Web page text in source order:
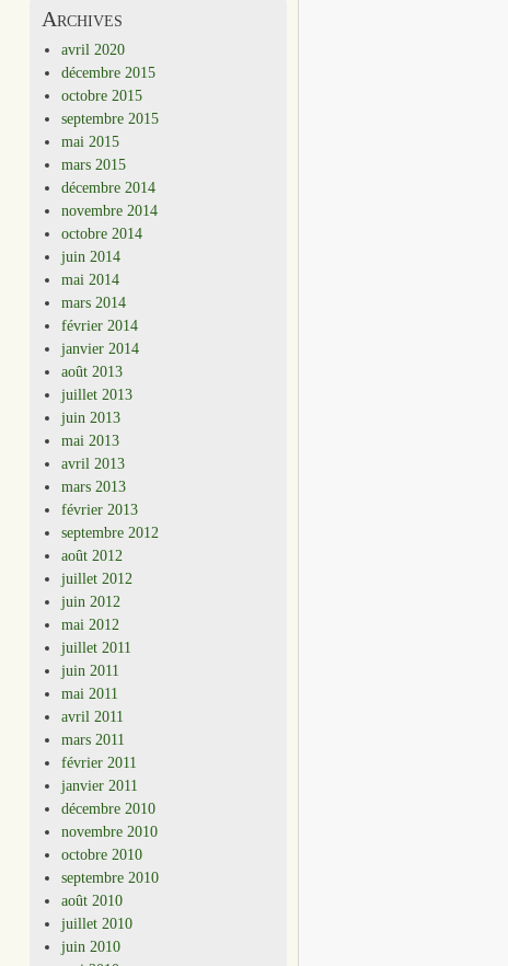
Archives
avril 2020
décembre 2015
octobre 2015
septembre 2015
mai 2015
mars 2015
décembre 2014
novembre 2014
octobre 2014
juin 2014
mai 2014
mars 2014
février 2014
janvier 2014
août 2013
juillet 2013
juin 2013
mai 2013
avril 2013
mars 2013
février 2013
septembre 2012
août 2012
juillet 2012
juin 2012
mai 2012
juillet 2011
juin 2011
mai 2011
avril 2011
mars 2011
février 2011
janvier 2011
décembre 2010
novembre 2010
octobre 2010
septembre 2010
août 2010
juillet 2010
juin 2010